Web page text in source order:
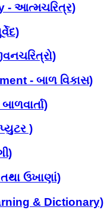
- આત્મચરિત્ર)
- બાળ વિકાસ)
)
ઉખાણાં)
& Dictionary)